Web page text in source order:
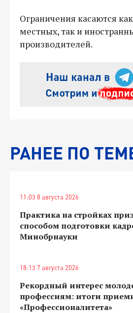
Ограничения касаются
местных, так и
производителей.
РАНЕЕ ПО
11:03 8 августа 2026
Практика на стройках
способом подготовки
Минобрнауки
18:13 7 августа 2026
Рекордный интерес
профессиям: итоги
«Профессионалитета»